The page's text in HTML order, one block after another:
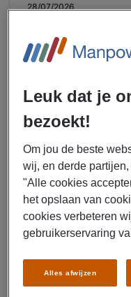
28/07/2026
Operator
Heerhugowaard
Fulltime
Uitzenden
30/07/2026
Leuk dat je
bezoekt!
Om jou de beste
wij, en derde
"Alle cookies
het opslaan van
cookies verbeteren
gebruikerservaring
Alles afwijzen